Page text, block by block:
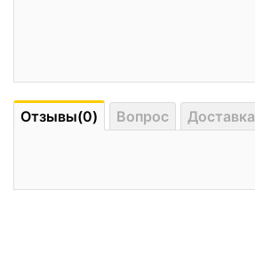
Отзывы(0) Вопрос Доставка